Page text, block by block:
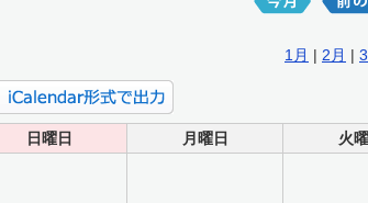
1月 | 2月 |
日曜日 月曜日 火